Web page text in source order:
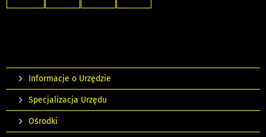
Informacje o Urzędzie
Specjalizacja Urzędu
Ośrodki